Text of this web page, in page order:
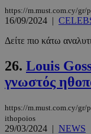
https://m.must.com.cy/gr/
16/09/2024 |
Δείτε πιο κάτω
26. Louis
γνωστός
https://m.must.com.cy/gr/
ithopoios
29/03/2024 | NEWS